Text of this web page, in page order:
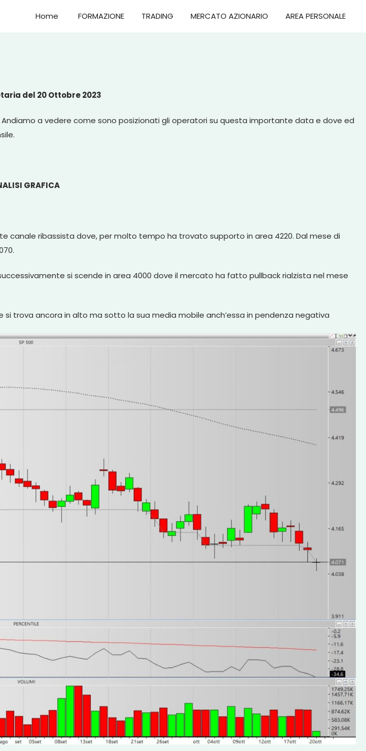
Home FORMAZIONE TRADING MERCATO AZIONARIO AREA PERSONALE
del 20 Ottobre 2023
Andiamo a vedere come sono posizionati gli operatori su questa importante data e dove ed
GRAFICA
canale ribassista dove, per molto tempo ha trovato supporto in area 4220. Dal mese di
si scende in area 4000 dove il mercato ha fatto pullback rialzista nel mese
trova ancora in alto ma sotto la sua media mobile anch’essa in pendenza negativa